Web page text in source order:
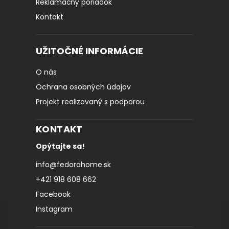
Kontakt
UŽITOČNÉ INFORMÁCIE
O nás
Ochrana osobných údajov
Projekt realizovaný s podporou
KONTAKT
Opýtajte sa!
info@fedorahome.sk
+421 918 608 662
Facebook
Instagram